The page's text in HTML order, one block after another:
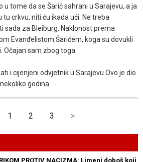
u tome da se Šarić sahrani u Sarajevu, a ja
tu crkvu, niti ću ikada ući. Ne treba
sada za Bleiburg. Naklonost prema
Evanđelistom Šarićem, koga su dovukli
Očajan sam zbog toga.
i cijenjeni odvjetnik u Sarajevu.Ovo je dio
godina.
1 2 3 >
PROTIV NACIZMA: Limeni doboš koji